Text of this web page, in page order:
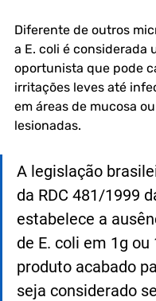
Diferente de outros
a E. coli é considerada
oportunista que pode
irritações leves até
em áreas de mucosa
lesionadas.
A legislação
da RDC 481/1999
estabelece a
de E. coli em 1g ou
produto acabado
seja considerado